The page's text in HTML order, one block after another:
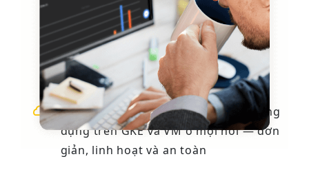
Anthos
Xây dựng, triển khai và tối ưu hóa ứng
dụng trên GKE và VM ở mọi nơi — đơn
giản, linh hoạt và an toàn